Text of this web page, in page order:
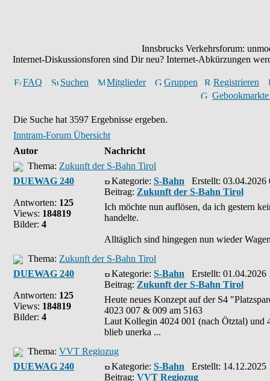
Innsbrucks Verkehrsforum:
Internet-Diskussionsforen sind Dir neu? Internet-Abkürzungen
FAQ Suchen Mitglieder Gruppen
Registrieren
Die Suche hat 3597 Ergebnisse ergeben.
Inntram-Forum Übersicht
Autor
Nachricht
Thema: Zukunft der S-Bahn Tirol
DUEWAG 240
Antworten: 125
Views: 184819
Bilder: 4
Kategorie: S-Bahn Erstellt: 03.04.2026
Beitrag: Zukunft der S-Bahn Tirol
Ich möchte nun auflösen, da ich gestern
handelte.
Alltäglich sind hingegen nun wieder
Thema: Zukunft der S-Bahn Tirol
DUEWAG 240
Antworten: 125
Views: 184819
Bilder: 4
Kategorie: S-Bahn Erstellt: 01.04.2026
Beitrag: Zukunft der S-Bahn Tirol
Heute neues Konzept auf der S4
4023 007 & 009 am 5163
Laut Kollegin 4024 001 (nach Ötztal) und
blieb unerka ...
Thema: VVT Regiozug
DUEWAG 240
Kategorie: S-Bahn Erstellt: 14.12.2025
Beitrag: VVT Regiozug